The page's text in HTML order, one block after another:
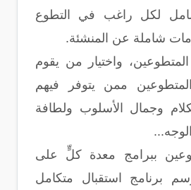
لكل راغب في التطوع
شاملة عن المنشئة.
واختيار من يقوم
ممن يتوفر فيهم
وجمال الأسلوب ولطافة
ببرامج معدة كلٍّ على
برنامج استقبال متكامل